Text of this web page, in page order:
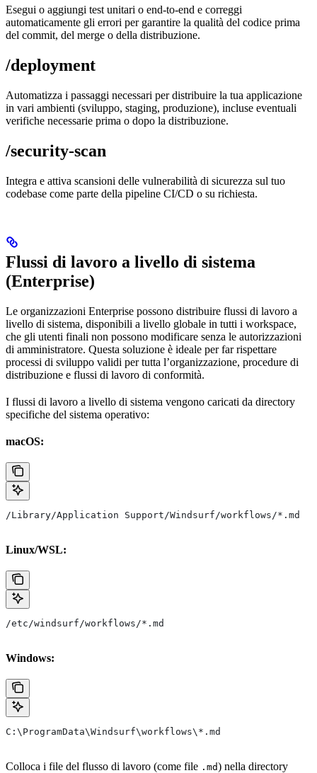
Esegui o aggiungi test unitari o end-to-end e correggi
automaticamente gli errori per garantire la qualità del codice prima
del commit, del merge o della distribuzione.
/deployment
Automatizza i passaggi necessari per distribuire la tua applicazione
in vari ambienti (sviluppo, staging, produzione), incluse eventuali
verifiche necessarie prima o dopo la distribuzione.
/security-scan
Integra e attiva scansioni delle vulnerabilità di sicurezza sul tuo
codebase come parte della pipeline CI/CD o su richiesta.
Flussi di lavoro a livello di sistema
(Enterprise)
Le organizzazioni Enterprise possono distribuire flussi di lavoro a
livello di sistema, disponibili a livello globale in tutti i workspace,
che gli utenti finali non possono modificare senza le autorizzazioni
di amministratore. Questa soluzione è ideale per far rispettare
processi di sviluppo validi per tutta l’organizzazione, procedure di
distribuzione e flussi di lavoro di conformità.
I flussi di lavoro a livello di sistema vengono caricati da directory
specifiche del sistema operativo:
macOS:
/Library/Application Support/Windsurf/workflows/*.md
Linux/WSL:
/etc/windsurf/workflows/*.md
Windows:
C:\ProgramData\Windsurf\workflows\*.md
Colloca i file del flusso di lavoro (come file .md) nella directory